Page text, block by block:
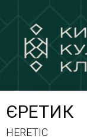
ЄРЕТИК
HERETIC